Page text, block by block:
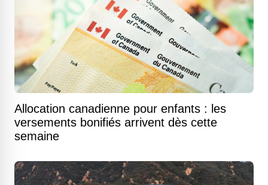
Allocation canadienne pour enfants : les
versements bonifiés arrivent dès cette
semaine